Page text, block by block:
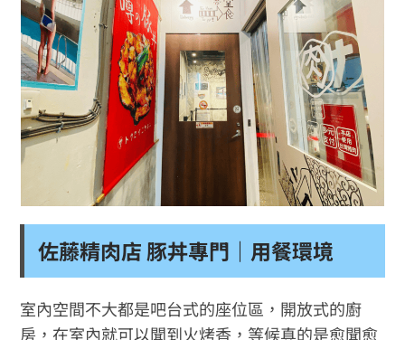
佐藤精肉店 豚丼專門｜用餐環境
室內空間不大都是吧台式的座位區，開放式的廚
房，在室內就可以聞到火烤香，等候真的是愈聞愈